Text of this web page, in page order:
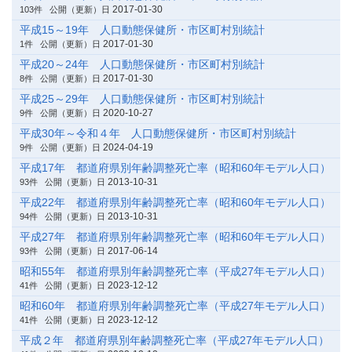
103件 公開（更新）日 2017-01-30
平成15～19年 人口動態保健所・市区町村別統計
1件 公開（更新）日 2017-01-30
平成20～24年 人口動態保健所・市区町村別統計
8件 公開（更新）日 2017-01-30
平成25～29年 人口動態保健所・市区町村別統計
9件 公開（更新）日 2020-10-27
平成30年～令和４年 人口動態保健所・市区町村別統計
9件 公開（更新）日 2024-04-19
平成17年 都道府県別年齢調整死亡率（昭和60年モデル人口）
93件 公開（更新）日 2013-10-31
平成22年 都道府県別年齢調整死亡率（昭和60年モデル人口）
94件 公開（更新）日 2013-10-31
平成27年 都道府県別年齢調整死亡率（昭和60年モデル人口）
93件 公開（更新）日 2017-06-14
昭和55年 都道府県別年齢調整死亡率（平成27年モデル人口）
41件 公開（更新）日 2023-12-12
昭和60年 都道府県別年齢調整死亡率（平成27年モデル人口）
41件 公開（更新）日 2023-12-12
平成２年 都道府県別年齢調整死亡率（平成27年モデル人口）